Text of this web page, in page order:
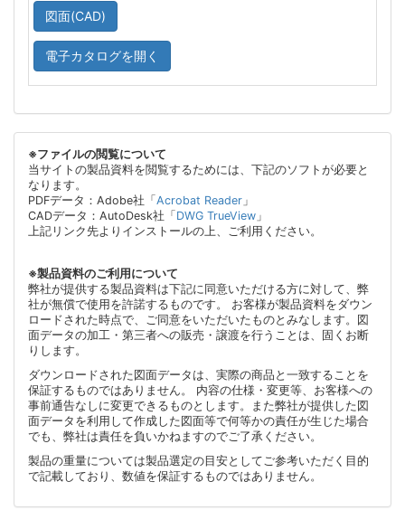
図面(CAD)
電子カタログを開く
※ファイルの閲覧について
当サイトの製品資料を閲覧するためには、下記のソフトが必要と
なります。
PDFデータ：Adobe社「 Acrobat Reader 」
CADデータ：AutoDesk社「 DWG TrueView 」
上記リンク先よりインストールの上、ご利用ください。
※製品資料のご利用について
弊社が提供する製品資料は下記に同意いただける方に対して、弊
社が無償で使用を許諾するものです。 お客様が製品資料をダウン
ロードされた時点で、ご同意をいただいたものとみなします。図
面データの加工・第三者への販売・譲渡を行うことは、固くお断
りします。
ダウンロードされた図面データは、実際の商品と一致することを
保証するものではありません。 内容の仕様・変更等、お客様への
事前通告なしに変更できるものとします。また弊社が提供した図
面データを利用して作成した図面等で何等かの責任が生じた場合
でも、弊社は責任を負いかねますのでご了承ください。
製品の重量については製品選定の目安としてご参考いただく目的
で記載しており、数値を保証するものではありません。